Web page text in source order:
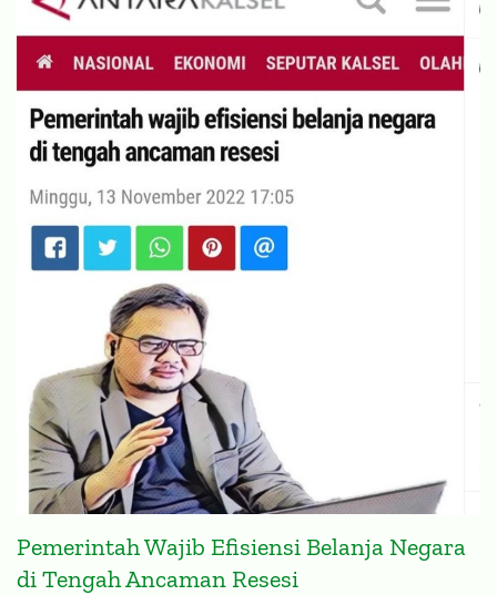
Pemerintah Wajib Efisiensi Belanja Negara
di Tengah Ancaman Resesi